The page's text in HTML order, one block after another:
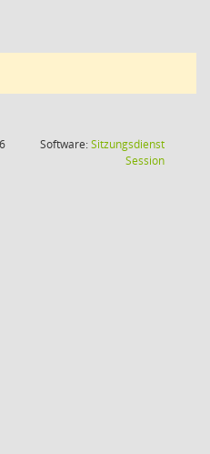
Software:Sitzungsdienst
Session(Wird in